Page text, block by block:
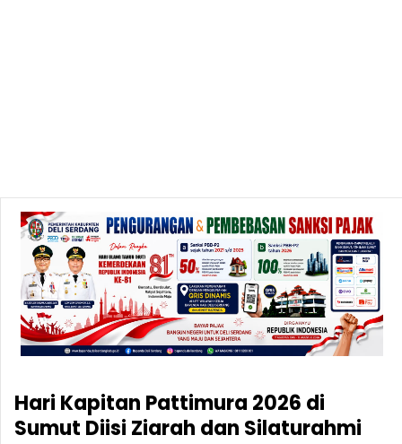
Hari Kapitan Pattimura 2026 di
Sumut Diisi Ziarah dan Silaturahmi